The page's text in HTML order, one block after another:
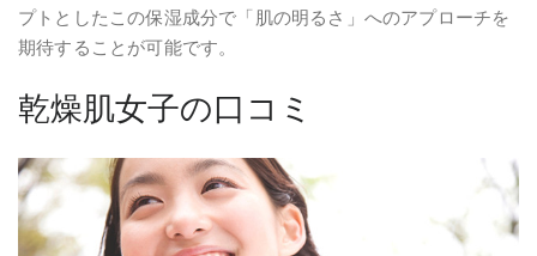
プトとしたこの保湿成分で「肌の明るさ」へのアプローチを
期待することが可能です。
乾燥肌女子の口コミ